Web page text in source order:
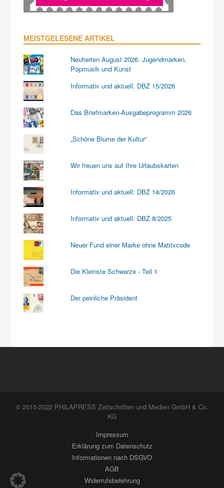
MEISTGELESENE ARTIKEL
Neuheiten August 2026: Jugendmarken,
Popmusik und Kunst
Informativ und aktuell: DBZ 15/2026
Das Briefmarken-Ausgabeprogramm 2026
„Schöne Blume der Kultur“
Wir freuen uns auf Ihre Urlaubskarten
Informativ und aktuell: DBZ 14/2026
Informativ und aktuell: DBZ 8/2025
Neuer Fund einer Marke ohne Matrixcode
Die Kleinste Schwarze - Teil 1
Der peinliche Präsident
© 2015-2022 PHILAPRESS Zeitschriften und Medien GmbH & Co.
KG
Impressum
Erklärung zum Datenschutz
Informationen nach DSGVO
AGB
Widerrufsbelehrung